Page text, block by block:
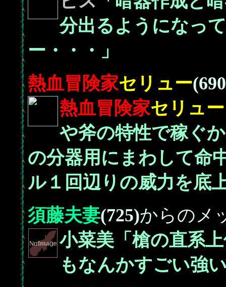
分出るようになっ
ー・・・」
熱血冒険家セリュー
熱血冒険家セリュー
や斧の特性で稼ぐ
の分器用にまわして命
ル１回辺りの威力を底
須藤夫妻(725)からのメ
小菜美「槍の直系
もなんかすごい強